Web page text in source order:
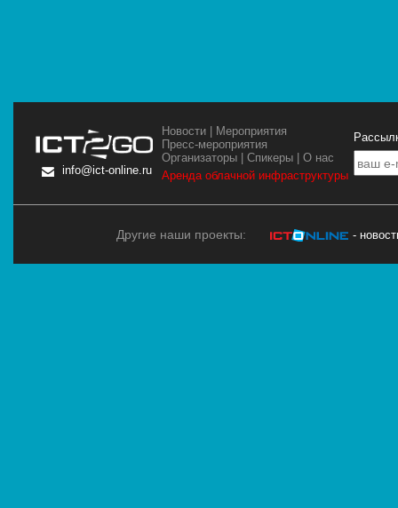
info@ict-online.ru
Новости
Мероприятия
Пресс-мероприятия
Организаторы |Спикеры |О нас
Аренда облачной инфраструктуры
Другие наши проекты: -